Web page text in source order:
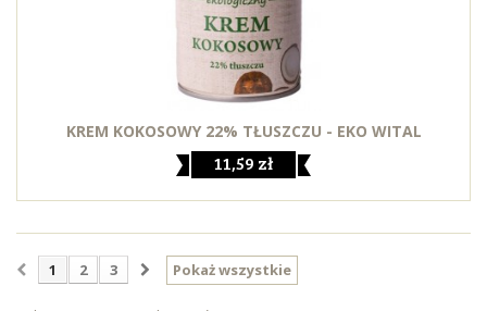
KREM KOKOSOWY 22% TŁUSZCZU - EKO WITAL
11,59 zł
Pokaż wszystkie
1 2 3